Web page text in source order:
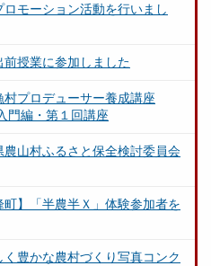
モーション活動を行いまし
授業に参加しました
プロデューサー養成講座
門編・第１回講座
山村ふるさと保全検討委員会
町】「半農半Ｘ」体験参加者を
豊かな農村づくり写真コンク